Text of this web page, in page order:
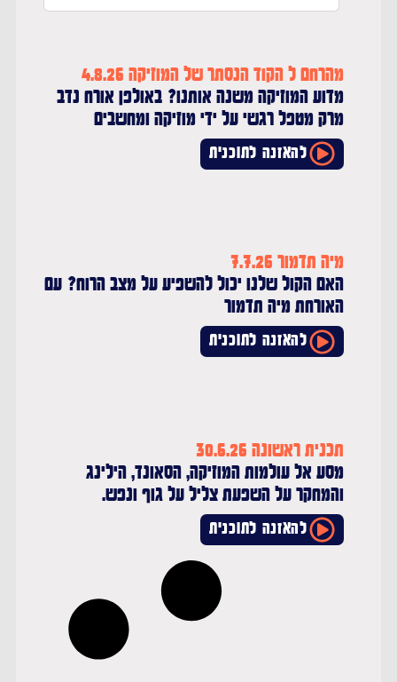
מהרחם ל הקוד הנסתר של המוזיקה 4.8.26
מדוע המוזיקה משנה אותנו? באולפן אורח נדב
מרק מטפל רגשי על ידי מוזיקה ומחשבים
להאזנה לתוכנית
מיה תדמור 7.7.26
האם הקול שלנו יכול להשפיע על מצב הרוח? עם
האורחת מיה תדמור
להאזנה לתוכנית
תכנית ראשונה 30.6.26
מסע אל עולמות המוזיקה, הסאונד, הילינג
והמחקר על השפעת צליל על גוף ונפש.
להאזנה לתוכנית